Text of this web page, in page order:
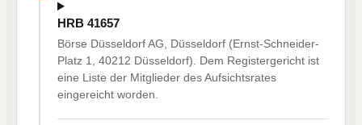
HRB 41657
Börse Düsseldorf AG, Düsseldorf (Ernst-Schneider-
Platz 1, 40212 Düsseldorf). Dem Registergericht ist
eine Liste der Mitglieder des Aufsichtsrates
eingereicht worden.